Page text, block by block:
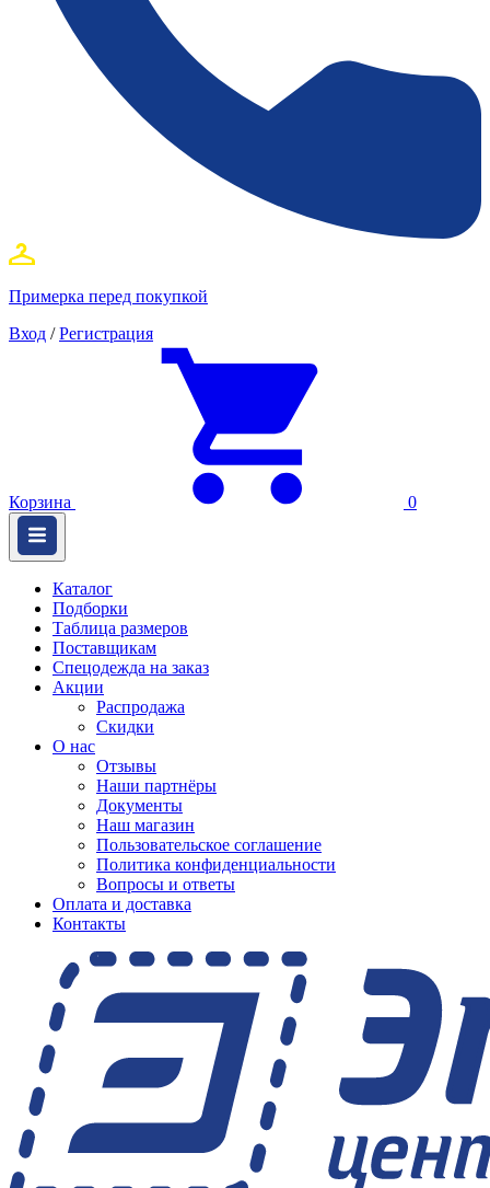
Примерка перед покупкой
Вход / Регистрация
Корзина 0
Каталог
Подборки
Таблица размеров
Поставщикам
Спецодежда на заказ
Акции
Распродажа
Скидки
О нас
Отзывы
Наши партнёры
Документы
Наш магазин
Пользовательское соглашение
Политика конфиденциальности
Вопросы и ответы
Оплата и доставка
Контакты